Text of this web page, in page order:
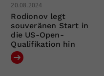
20.08.2024
Rodionov legt
souveränen Start in
die US-Open-
Qualifikation hin